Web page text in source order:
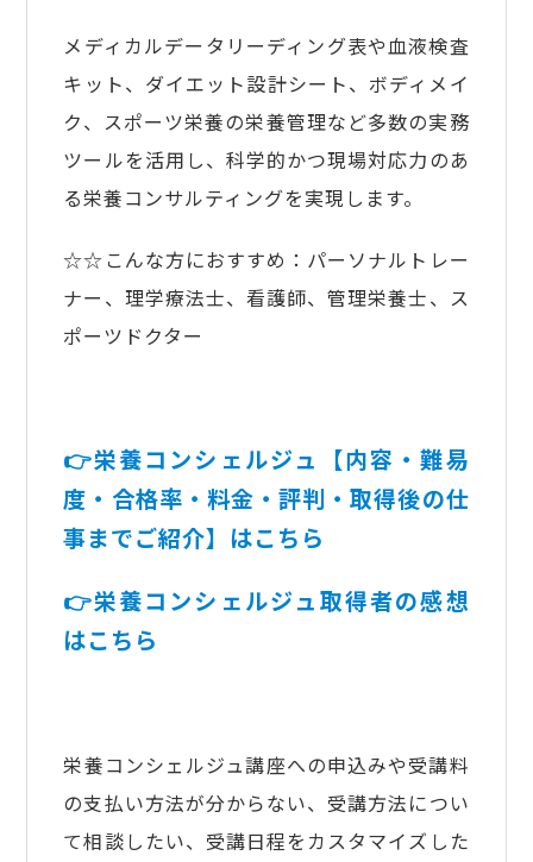
メディカルデータリーディング表や血液検査
キット、ダイエット設計シート、ボディメイ
ク、スポーツ栄養の栄養管理など多数の実務
ツールを活用し、科学的かつ現場対応力のあ
る栄養コンサルティングを実現します。
☆☆こんな方におすすめ：パーソナルトレー
ナー、理学療法士、看護師、管理栄養士、ス
ポーツドクター
👉栄養コンシェルジュ【内容・難易
度・合格率・料金・評判・取得後の仕
事までご紹介】はこちら
👉栄養コンシェルジュ取得者の感想
はこちら
栄養コンシェルジュ講座への申込みや受講料
の支払い方法が分からない、受講方法につい
て相談したい、受講日程をカスタマイズした